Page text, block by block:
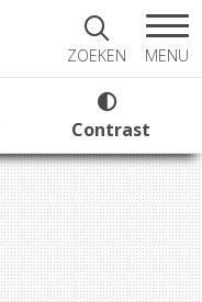
ZOEKEN MENU
Contrast